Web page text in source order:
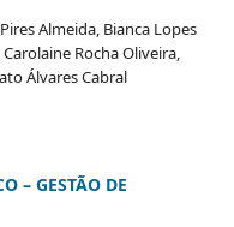
Almeida, Bianca Lopes
Rocha Oliveira,
Álvares Cabral
– GESTÃO DE